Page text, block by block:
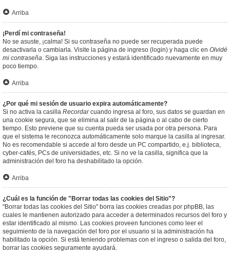
Arriba
¡Perdí mi contraseña!
No se asuste, ¡calma! Si su contraseña no puede ser recuperada puede
desactivarla o cambiarla. Visite la página de ingreso (login) y haga clic en Olvidé
mi contraseña. Siga las instrucciones y estará identificado nuevamente en muy
poco tiempo.
Arriba
¿Por qué mi sesión de usuario expira automáticamente?
Si no activa la casilla Recordarcuando ingresa al foro, sus datos se guardan en
una cookie segura, que se elimina al salir de la página o al cabo de cierto
tiempo. Esto previene que su cuenta pueda ser usada por otra persona. Para
que el sistema le reconozca automáticamente solo marque la casilla al ingresar.
No es recomendable si accede al foro desde un PC compartido, e.j. biblioteca,
cyber-cafés, PCs de universidades, etc. Si no ve la casilla, significa que la
administración del foro ha deshabilitado la opción.
Arriba
¿Cuál es la función de "Borrar todas las cookies del Sitio"?
"Borrar todas las cookies del Sitio" borra las cookies creadas por phpBB, las
cuales le mantienen autorizado para acceder a determinados recursos del foro y
estar identificado al mismo. Las cookies proveen funciones como leer el
seguimiento de la navegación del foro por el usuario si la administración ha
habilitado la opción. Si está teniendo problemas con el ingreso o salida del foro,
borrar las cookies seguramente ayudará.